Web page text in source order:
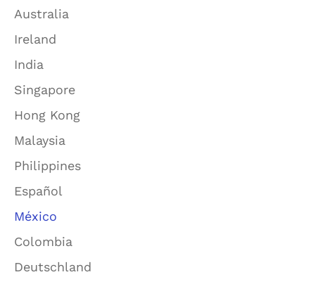
Australia
Ireland
India
Singapore
Hong Kong
Malaysia
Philippines
Español
México
Colombia
Deutschland